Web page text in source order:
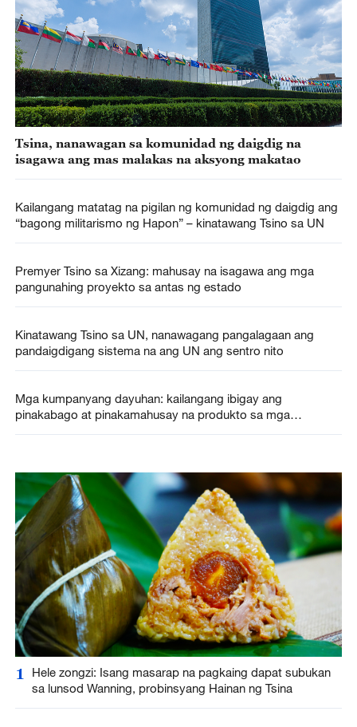
Tsina, nanawagan sa komunidad ng daigdig na
isagawa ang mas malakas na aksyong makatao
Kailangang matatag na pigilan ng komunidad ng daigdig ang
“bagong militarismo ng Hapon” – kinatawang Tsino sa UN
Premyer Tsino sa Xizang: mahusay na isagawa ang mga
pangunahing proyekto sa antas ng estado
Kinatawang Tsino sa UN, nanawagang pangalagaan ang
pandaigdigang sistema na ang UN ang sentro nito
Mga kumpanyang dayuhan: kailangang ibigay ang
pinakabago at pinakamahusay na produkto sa mga
1
Hele zongzi: Isang masarap na pagkaing dapat subukan
sa lunsod Wanning, probinsyang Hainan ng Tsina